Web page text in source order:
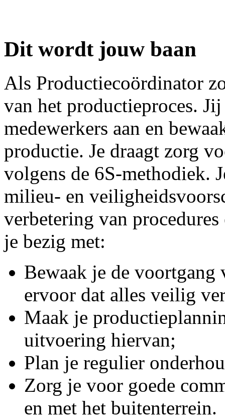
Dit wordt jouw baan
Als Productiecoördinator
van het productieproces.
medewerkers aan en
productie. Je draagt zorg
volgens de 6S-methodiek.
milieu- en
verbetering van
je bezig met:
Bewaak je de voortgang
ervoor dat alles veilig
Maak je
uitvoering hiervan;
Plan je regulier
Zorg je voor goede
en met het buitenterrein.